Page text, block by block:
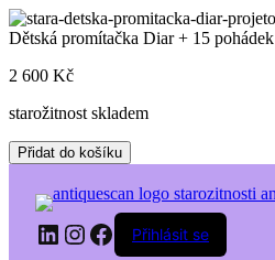
Skip
to
Dětská promítačka Diar + 15 pohádek
2 600 Kč
starožitnost skladem
Dětská
promítačka
pohádek
Přidat do košíku
LinkedIn
Instagram
Facebook
Přihlásit se